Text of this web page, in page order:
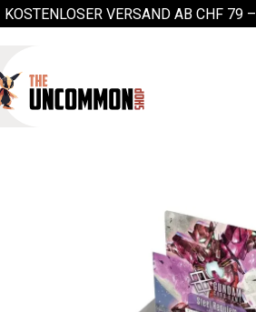
KOSTENLOSER VERSAND AB CHF 79 –